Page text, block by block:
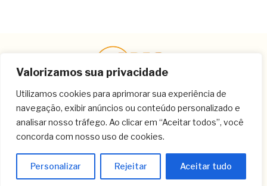
Valorizamos sua privacidade
Utilizamos cookies para aprimorar sua experiência de
navegação, exibir anúncios ou conteúdo personalizado e
analisar nosso tráfego. Ao clicar em “Aceitar todos”, você
concorda com nosso uso de cookies.
Personalizar Rejeitar Aceitar tudo
Contato
(11) 3259-8266